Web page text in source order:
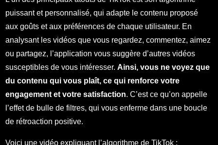
puissant et personnalisé, qui adapte le contenu proposé
aux goûts et aux préférences de chaque utilisateur. En
analysant les vidéos que vous regardez, commentez, aimez
ou partagez, l’application vous suggère d’autres vidéos
susceptibles de vous intéresser.Ainsi, vous ne voyez que
du contenu qui vous plaît, ce qui renforce votre
engagement et votre satisfaction. C’est ce qu’on appelle
l’effet de bulle de filtres, qui vous enferme dans une boucle
de rétroaction positive.
Voici une vidéo expliquant l’algorithme de TikTok :